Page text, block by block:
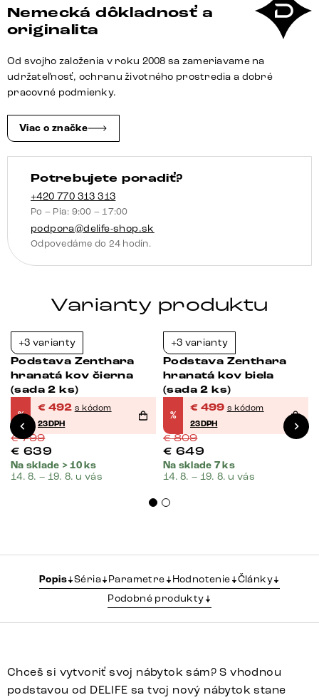
kov
efektová
povrchová
úprava
titán
dielna
sada
Nemecká dôkladnosť a
originalita
Od svojho založenia v roku 2008 sa zameriavame na
udržateľnosť, ochranu životného prostredia a dobré
pracovné podmienky.
Viac o značke
Potrebujete poradiť?
+420 770 313 313
Po – Pia: 9:00 – 17:00
podpora@delife-shop.sk
Odpovedáme do 24 hodín.
Varianty produktu
+3 varianty
Podstava Zenthara
hranatá kov čierna
(sada 2 ks)
%
€ 492 s kódom
23DPH
€799
€ 639
Na sklade > 10 ks
14. 8. – 19. 8. u vás
+3 varianty
Podstava Zenthara
hranatá kov biela
(sada 2 ks)
%
€ 499 s kódom
23DPH
€809
€ 649
Na sklade 7 ks
14. 8. – 19. 8. u vás
Popis Séria Parametre Hodnotenie
Články
Podobné produkty
Chceš si vytvoriť svoj nábytok sám? S vhodnou
podstavou od DELIFE sa tvoj nový nábytok stane